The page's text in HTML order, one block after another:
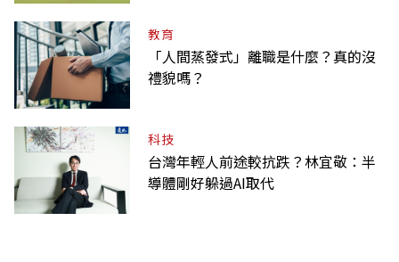
教育
「人間蒸發式」離職是什麼？真的沒
禮貌嗎？
科技
台灣年輕人前途較抗跌？林宜敬：半
導體剛好躲過AI取代